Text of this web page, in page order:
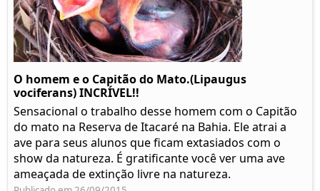
O homem e o Capitão do Mato.(Lipaugus
vociferans) INCRÍVEL!!
Sensacional o trabalho desse homem com o Capitão
do mato na Reserva de Itacaré na Bahia. Ele atrai a
ave para seus alunos que ficam extasiados com o
show da natureza. É gratificante você ver uma ave
ameaçada de extinção livre na natureza.